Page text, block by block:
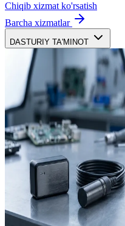
Chiqib xizmat ko'rsatish
Barcha xizmatlar
DASTURIY TA'MINOT